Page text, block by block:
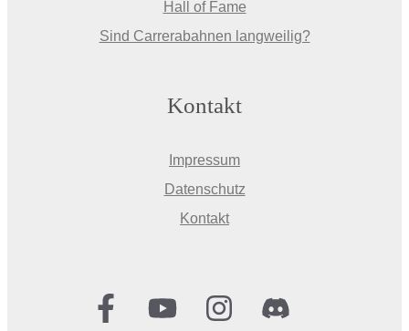
Hall of Fame
Sind Carrerabahnen langweilig?
Kontakt
Impressum
Datenschutz
Kontakt